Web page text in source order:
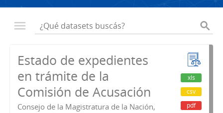
Estado de expedientes
en trámite de la
Comisión de Acusación
Consejo de la Magistratura de la Nación,
xls
csv
pdf